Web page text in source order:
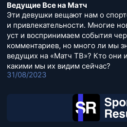
Ведущие Все на Матч
Эти девушки вещают нам о
и привлекательности. Многие
уст и воспринимаем события
комментариев, но много ли мы
ведущих на «Матч ТВ»? Кто они
какими мы их видим сейчас?
31/08/2023